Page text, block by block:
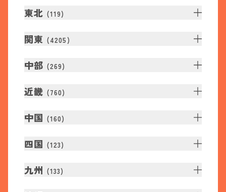
東北 (119)
関東 (4205 )
中部 (269)
近畿 (760)
中国 (160)
四国 (123)
九州 (133)